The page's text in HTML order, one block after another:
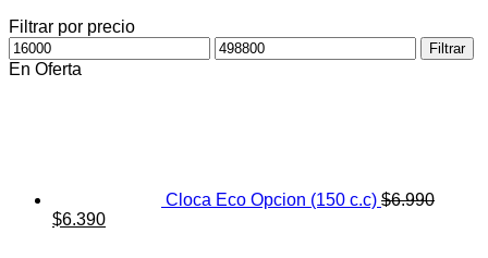
Filtrar por precio
Precio
mínimo
Precio
máximo
Filtrar
En Oferta
Cloca Eco Opcion (150 c.c) $6.990
El
$6.390El